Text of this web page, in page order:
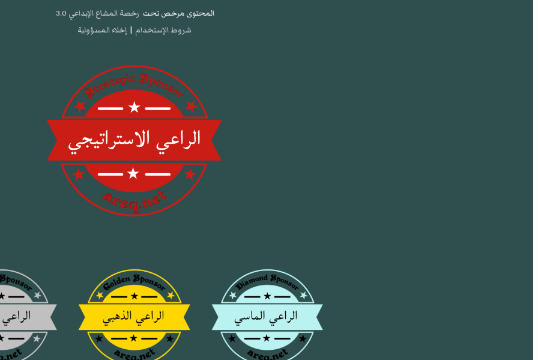
المحتوى مرخص تحت رخصة المشاع الإبداعي 3.0
شروط الإستخدام | إخلاء المسؤولية